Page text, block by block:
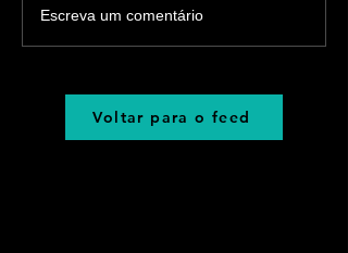
Escreva um comentário
Voltar para o feed